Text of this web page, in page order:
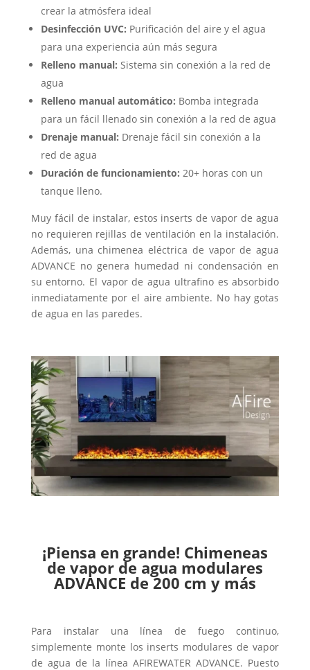
crear la atmósfera ideal
Desinfección UVC: Purificación del aire y el agua
para una experiencia aún más segura
Relleno manual: Sistema sin conexión a la red de
agua
Relleno manual automático: Bomba integrada
para un fácil llenado sin conexión a la red de agua
Drenaje manual: Drenaje fácil sin conexión a la
red de agua
Duración de funcionamiento: 20+ horas con un
tanque lleno.
Muy fácil de instalar, estos inserts de vapor de agua
no requieren rejillas de ventilación en la instalación.
Además, una chimenea eléctrica de vapor de agua
ADVANCE no genera humedad ni condensación en
su entorno. El vapor de agua ultrafino es absorbido
inmediatamente por el aire ambiente. No hay gotas
de agua en las paredes.
¡Piensa en grande! Chimeneas
de vapor de agua modulares
ADVANCE de 200 cm y más
Para instalar una línea de fuego continuo,
simplemente monte los inserts modulares de vapor
de agua de la línea AFIREWATER ADVANCE. Puesto